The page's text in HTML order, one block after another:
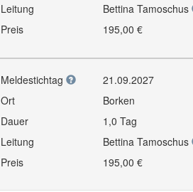
Leitung
Bettina Tamoschus
Preis
195,00 €
Meldestichtag
21.09.2027
Ort
Borken
Dauer
1,0 Tag
Leitung
Bettina Tamoschus
Preis
195,00 €